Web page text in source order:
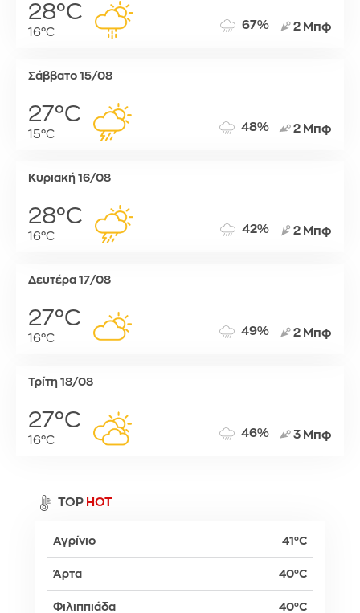
28°C
16°C
67% 2 Μπφ
Σάββατο 15/08
27°C
15°C
48% 2 Μπφ
Κυριακή 16/08
28°C
16°C
42% 2 Μπφ
Δευτέρα 17/08
27°C
16°C
49% 2 Μπφ
Τρίτη 18/08
27°C
16°C
46% 3 Μπφ
TOP HOT
Αγρίνιο 41°C
Άρτα 40°C
Φιλιππιάδα 40°C